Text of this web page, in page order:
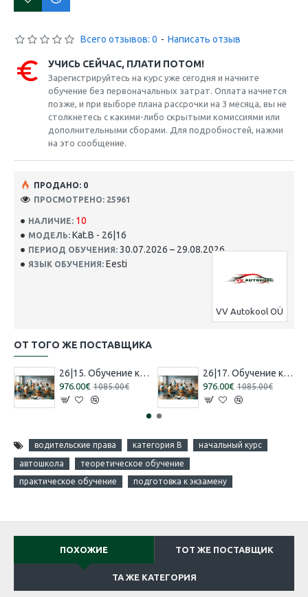
УЧИСЬ СЕЙЧАС, ПЛАТИ ПОТОМ!
Зарегистрируйтесь на курс уже сегодня и начните
обучение без первоначальных затрат. Оплата начнется
позже, и при выборе плана рассрочки на 3 месяца, вы не
столкнетесь с какими-либо скрытыми комиссиями или
дополнительными сборами. Для подробностей, нажми
на это сообщение.
НАЛИЧИЕ: 10
МОДЕЛЬ: Kat.B - 26|16
ПЕРИОД ОБУЧЕНИЯ: 30.07.2026 – 29.08.2026
ЯЗЫК ОБУЧЕНИЯ: Eesti
VV Autokool OÜ
ПРОДАНО: 0
ПРОСМОТРЕНО: 25961
Всего отзывов: 0 - Написать отзыв
ОТ ТОГО ЖЕ ПОСТАВЩИКА
26|15. Обучение категории 'B' [16.07.2026 – 15.08.2026 Русский]
976.00€ 1085.00€
26|17. Обучение категории 'B' [13.08.2026 – 12.09.2026 Эстонский]
976.00€ 1085.00€
водительские права категория B начальный курс
автошкола
теоретическое обучение
практическое обучение
подготовка к экзамену
ПОХОЖИЕ ТОТ ЖЕ ПОСТАВЩИК
ТА ЖЕ КАТЕГОРИЯ